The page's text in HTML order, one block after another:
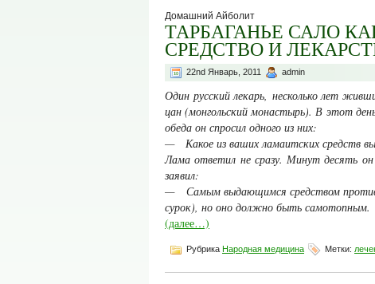
Домашний Айболит
ТАРБАГАНЬЕ САЛО
СРЕДСТВО И
22nd Январь, 2011 admin
Один русский лекарь, несколько лет
цан (монгольский монастырь). В этот
обеда он спросил одного из них:
— Какое из ваших ламаитских средств
Лама ответил не сразу. Минут десять
заявил:
— Самым выдающимся средством против
сурок), но оно должно быть самотопным.
(далее…)
Рубрика Народная медицина Метки: